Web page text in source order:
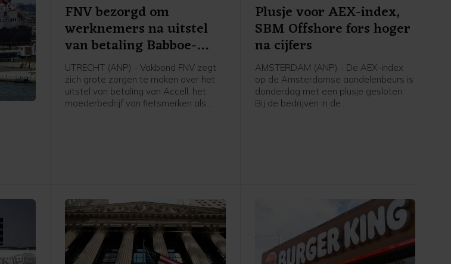
FNV bezorgd om
werknemers na uitstel
van betaling Babboe-
moeder
UTRECHT (ANP) - Vakbond FNV zegt
zich grote zorgen te maken over het
uitstel van betaling van Accell, het
moederbedrijf van fietsmerken als
hun baan, inkomen en toekomst, aldus
de grootste vakbond van Nederland.
Plusje voor AEX-index,
SBM Offshore fors hoger
na cijfers
AMSTERDAM (ANP) - De AEX-index
op de Amsterdamse aandelenbeurs is
donderdag met een plusje gesloten.
Bij de bedrijven in de